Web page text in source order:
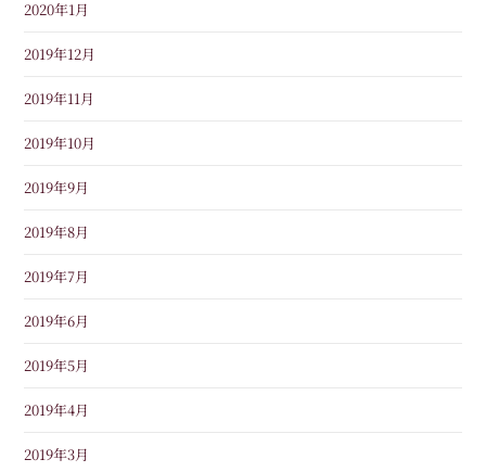
2020年1月
2019年12月
2019年11月
2019年10月
2019年9月
2019年8月
2019年7月
2019年6月
2019年5月
2019年4月
2019年3月